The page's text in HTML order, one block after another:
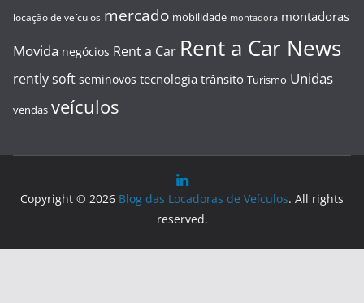
locação de veículos mercado mobilidade montadora montadoras
Movida negócios Rent a Car Rent a Car News
rently soft seminovos tecnologia trânsito Turismo Unidas
vendas veículos
Copyright © 2026 Blog das Locadoras de Veículos. All rights
reserved.